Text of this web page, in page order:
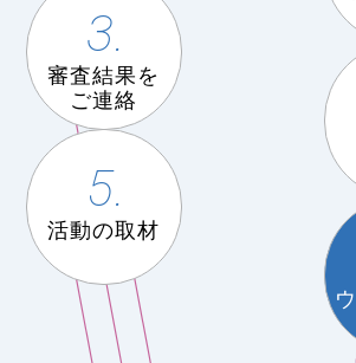
3.
審査結果を
ご連絡
5.
活動の取材